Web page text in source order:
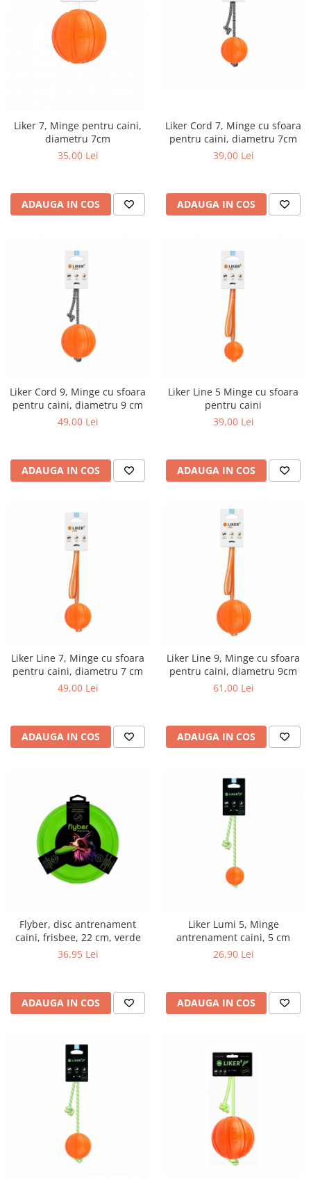
Liker 7, Minge pentru caini,
diametru 7cm
35,00 Lei
ADAUGA IN COS
Liker Cord 7, Minge cu sfoara
pentru caini, diametru 7cm
39,00 Lei
ADAUGA IN COS
Liker Cord 9, Minge cu sfoara
pentru caini, diametru 9 cm
49,00 Lei
ADAUGA IN COS
Liker Line 5 Minge cu sfoara
pentru caini
39,00 Lei
ADAUGA IN COS
Liker Line 7, Minge cu sfoara
pentru caini, diametru 7 cm
49,00 Lei
ADAUGA IN COS
Liker Line 9, Minge cu sfoara
pentru caini, diametru 9cm
61,00 Lei
ADAUGA IN COS
Flyber, disc antrenament
caini, frisbee, 22 cm, verde
36,95 Lei
ADAUGA IN COS
Liker Lumi 5, Minge
antrenament caini, 5 cm
26,90 Lei
ADAUGA IN COS